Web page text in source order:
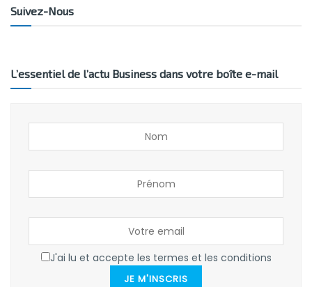
Suivez-Nous
L’essentiel de l’actu Business dans votre boîte e-mail
J'ai lu et accepte les termes et les conditions
JE M'INSCRIS